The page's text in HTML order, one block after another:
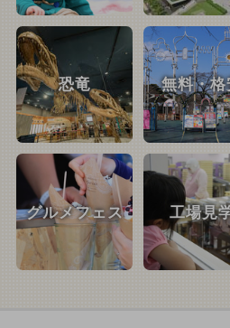
恐竜 無料・格
グルメフェス 工場見